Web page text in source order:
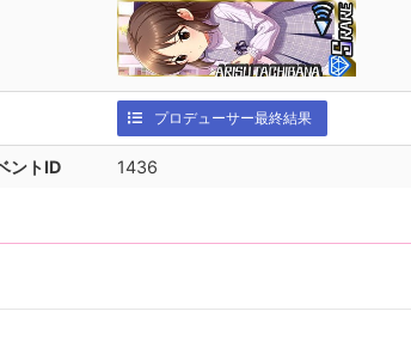
プロデューサー最終結果
ントID 1436